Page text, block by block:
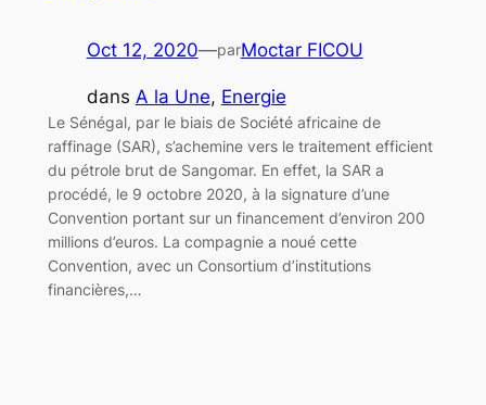
Oct 12, 2020—parMoctar FICOU
dans A la Une, Energie
Le Sénégal, par le biais de Société africaine de
raffinage (SAR), s’achemine vers le traitement efficient
du pétrole brut de Sangomar. En effet, la SAR a
procédé, le 9 octobre 2020, à la signature d’une
Convention portant sur un financement d’environ 200
millions d’euros. La compagnie a noué cette
Convention, avec un Consortium d’institutions
financières,…